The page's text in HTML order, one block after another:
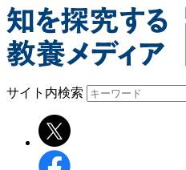
サイト内検索